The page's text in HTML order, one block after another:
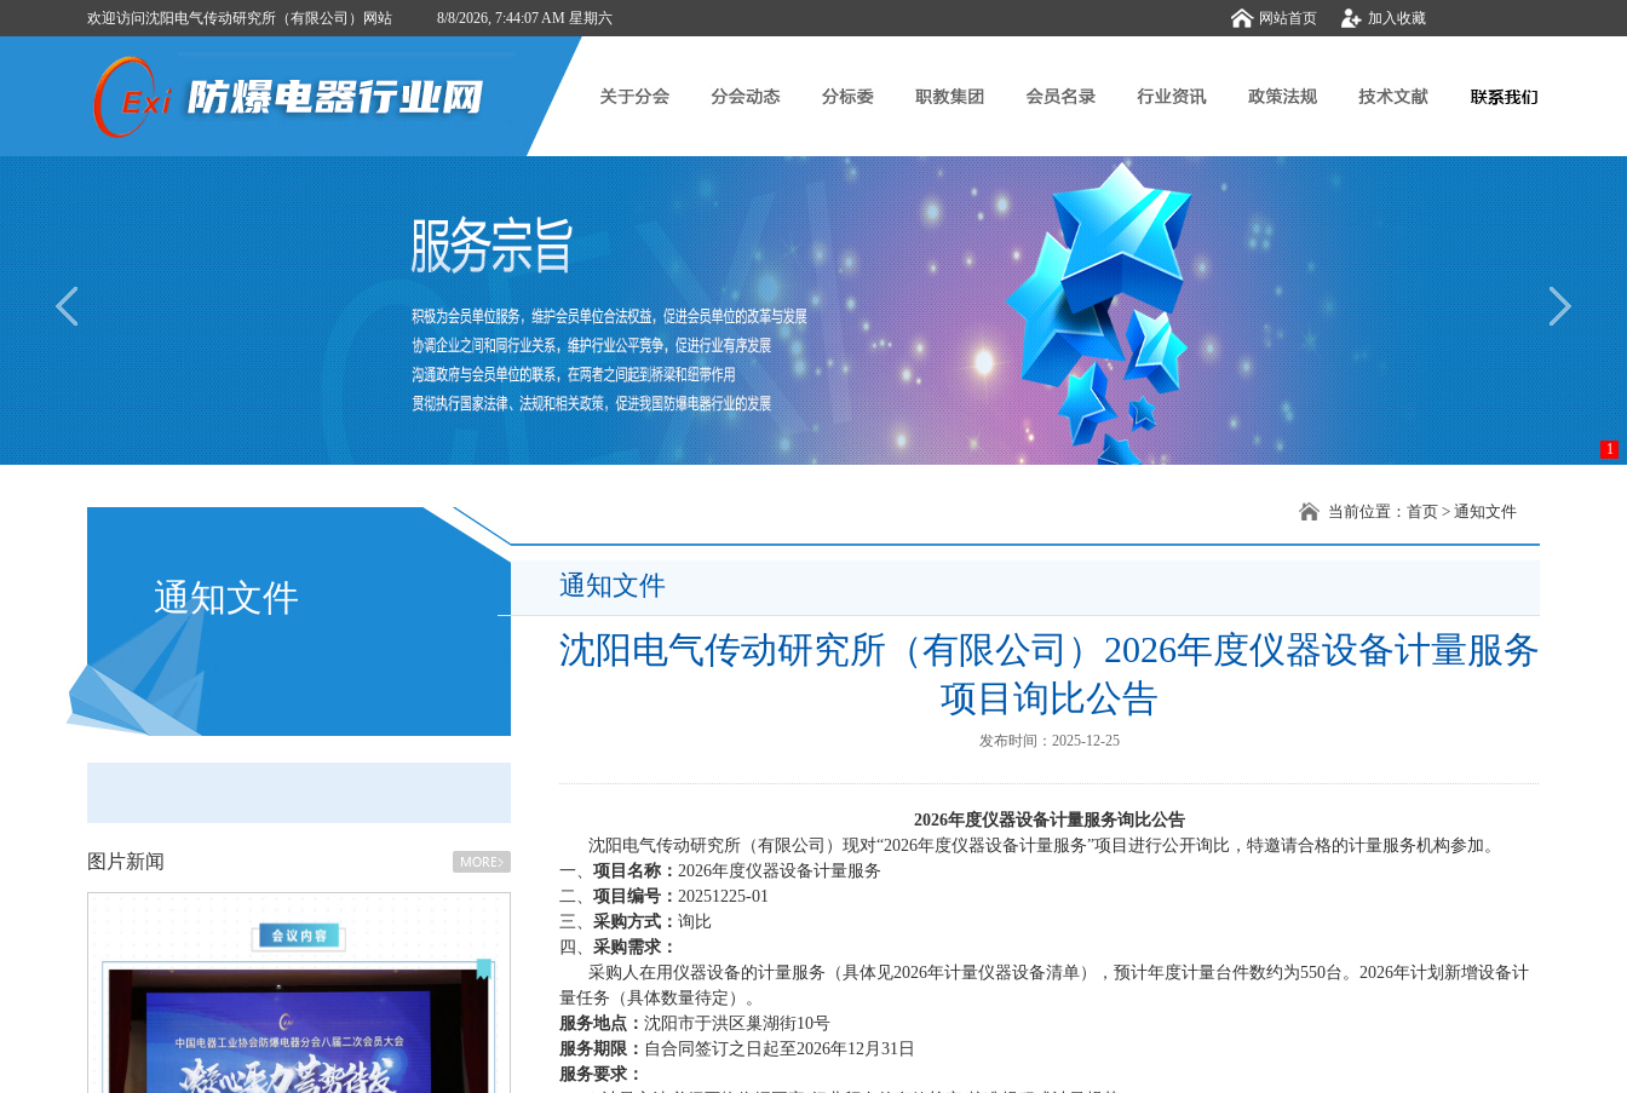
欢迎访问沈阳电气传动研究所（有限公司）网站 8/8/2026, 7:44:08 AM 星期六 网站首页 加入收藏
1
通知文件
图片新闻
当前位置： 首页 > 通知文件
通知文件
沈阳电气传动研究所（有限公司）2026年度仪器设备计量服务
项目询比公告
发布时间：2025-12-25
2026年度仪器设备计量服务询比公告
沈阳电气传动研究所（有限公司） 现对“2026年度仪器设备计量服务”项目进行公开询比 ，特邀请合格的计量服务机构参加。
一、 项目名称： 2026年度仪器设备计量服务
二、 项目编号： 20251225-01
三、 采购方式： 询比
四、 采购需求：
采购人在用仪器设备的计量服务（具体见2026年计量仪器设备清单），预计年度计量台件数约为550台。 2026年计划新增设备计
量任务（具体数量待定）。
服务地点： 沈阳市于洪区巢湖街10号
服务期限： 自合同签订之日起至2026年12月31日
服务要求：